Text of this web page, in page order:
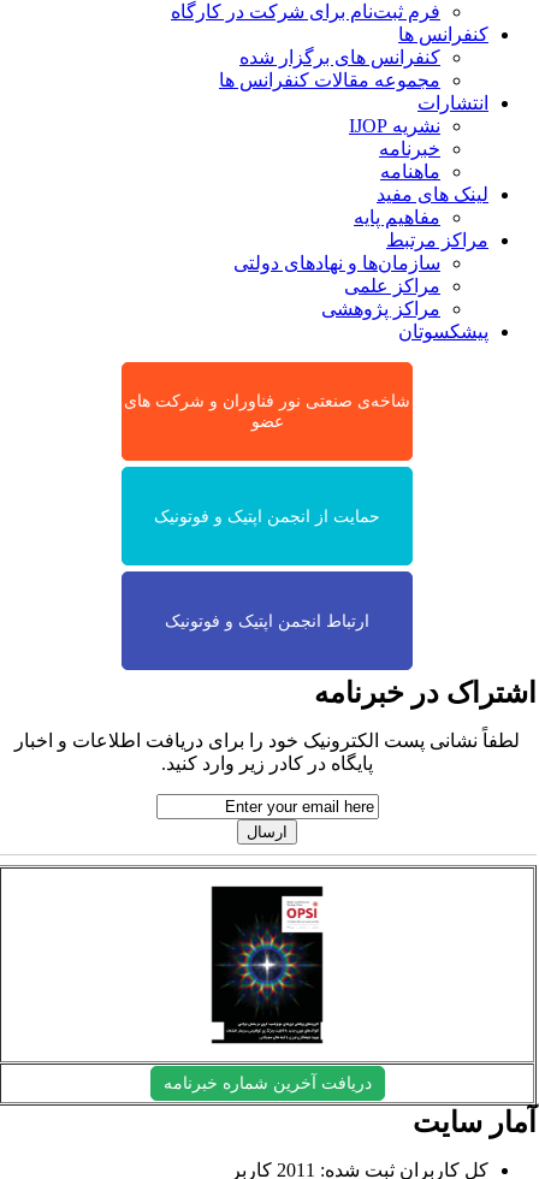
فرم ثبت‌نام برای شرکت در کارگاه
کنفرانس ها
کنفرانس های برگزار شده
مجموعه مقالات کنفرانس ها
انتشارات
نشریه IJOP
خبرنامه
ماهنامه
لینک های مفید
مفاهیم پایه
مراکز مرتبط
سازمان‌ها و نهادهای دولتی
مراکز علمی
مراکز پژوهشی
پیشکسوتان
شاخه‌ی صنعتی نور فناوران و شرکت های
عضو
حمایت از انجمن اپتیک و فوتونیک
ارتباط انجمن اپتیک و فوتونیک
در خبرنامه
لطفاً نشانی پست الکترونیک خود را برای دریافت اطلاعات و اخبار
پایگاه در کادر زیر وارد کنید.
دریافت آخرین شماره خبرنامه
سایت
کل کاربران ثبت شده: 2011 کاربر